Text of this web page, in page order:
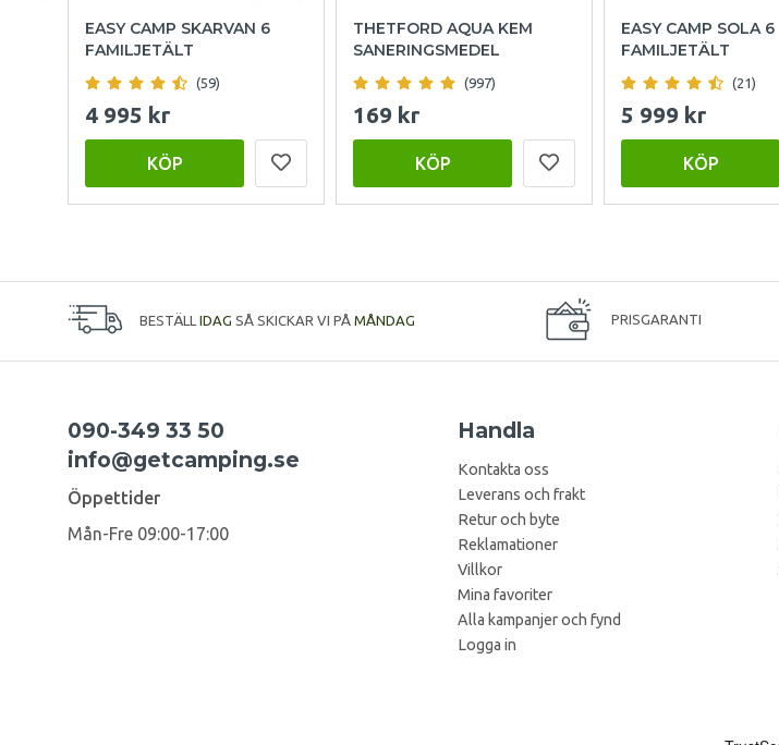
EASY CAMP SKARVAN 6
FAMILJETÄLT
(59)
4 995 kr
KÖP
THETFORD AQUA KEM
SANERINGSMEDEL
(997)
169 kr
KÖP
EASY CAMP SOLA 6
FAMILJETÄLT
(21)
5 999 kr
KÖP
BESTÄLL IDAG SÅ SKICKAR VI PÅ MÅNDAG PRISGARANTI
090-349 33 50
info@getcamping.se
Öppettider
Mån-Fre 09:00-17:00
Handla
Kontakta oss
Leverans och frakt
Retur och byte
Reklamationer
Villkor
Mina favoriter
Alla kampanjer och fynd
Logga in